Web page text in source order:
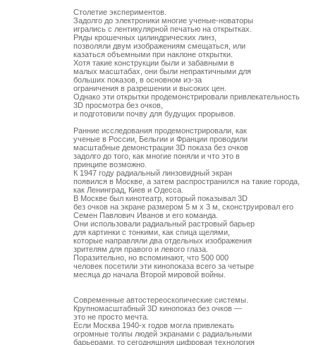
Столетие экспериментов.
Задолго до электроники многие ученые-новаторы
игрались с лентикулярной печатью на открытках.
Ряды крошечных цилиндрических линз,
позволяли двум изображениям смещаться, или
казаться объемными при наклоне открытки.
Хотя такие конструкции были и забавными в
малых масштабах, они были непрактичными для
больших показов, в основном из-за
ограничения в разрешении и высоких цен.
Однако эти открытки продемонстрировали привлекательность
3D просмотра без очков,
и подготовили почву для будущих прорывов.
Ранние исследования продемонстрировали, как
ученые в России, Бельгии и Франции проводили
масштабные демонстрации 3D показа без очков
задолго до того, как многие поняли и что это в
принципе возможно.
К 1947 году радиальный линзовидный экран
появился в Москве, а затем распространился на такие города,
как Ленинград, Киев и Одесса.
В Москве был кинотеатр, который показывал 3D
без очков на экране размером 5 м x 3 м, сконструировал его
Семен Павлович Иванов и его команда.
Они использовали радиальный растровый барьер
для картинки с тонкими, как спица щелями,
которые направляли два отдельных изображения
зрителям для правого и левого глаза.
Поразительно, но вспоминают, что 500 000
человек посетили эти кинопоказа всего за четыре
месяца до начала Второй мировой войны.
Современные автостереоскопические системы.
Крупномасштабный 3D кинопоказ без очков —
это не просто мечта.
Если Москва 1940-х годов могла привлекать
огромные толпы людей экранами с радиальными
барьерами, то сегодняшняя цифровая технология